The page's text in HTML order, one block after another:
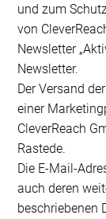
und zum
von
Newsletter
Newsletter.
Der Versand
einer
CleverReach
Rastede.
Die E-Mail-
auch deren
beschriebenen